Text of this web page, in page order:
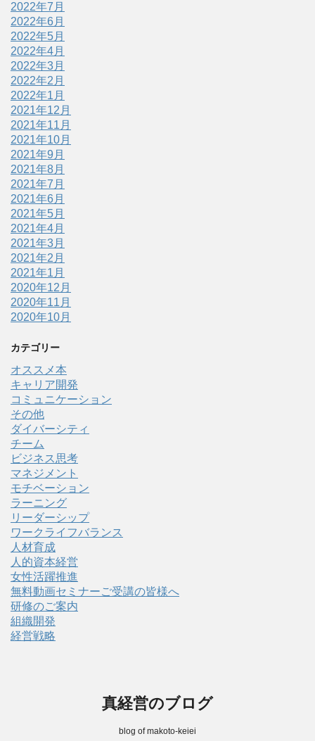
2022年7月
2022年6月
2022年5月
2022年4月
2022年3月
2022年2月
2022年1月
2021年12月
2021年11月
2021年10月
2021年9月
2021年8月
2021年7月
2021年6月
2021年5月
2021年4月
2021年3月
2021年2月
2021年1月
2020年12月
2020年11月
2020年10月
カテゴリー
オススメ本
キャリア開発
コミュニケーション
その他
ダイバーシティ
チーム
ビジネス思考
マネジメント
モチベーション
ラーニング
リーダーシップ
ワークライフバランス
人材育成
人的資本経営
女性活躍推進
無料動画セミナーご受講の皆様へ
研修のご案内
組織開発
経営戦略
真経営のブログ
blog of makoto-keiei